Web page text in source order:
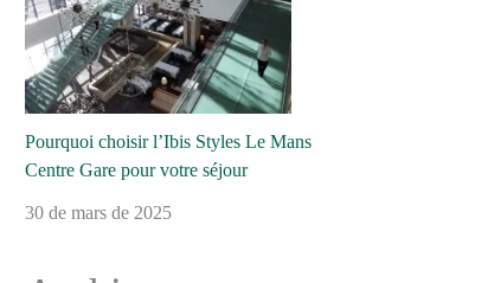
Pourquoi choisir l’Ibis Styles Le Mans
Centre Gare pour votre séjour
30 de mars de 2025